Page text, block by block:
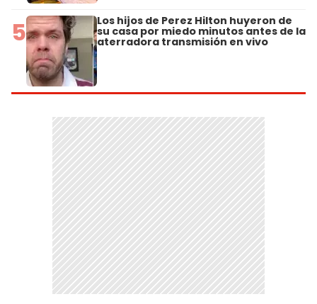
5 Los hijos de Perez Hilton huyeron de
su casa por miedo minutos antes de la
aterradora transmisión en vivo